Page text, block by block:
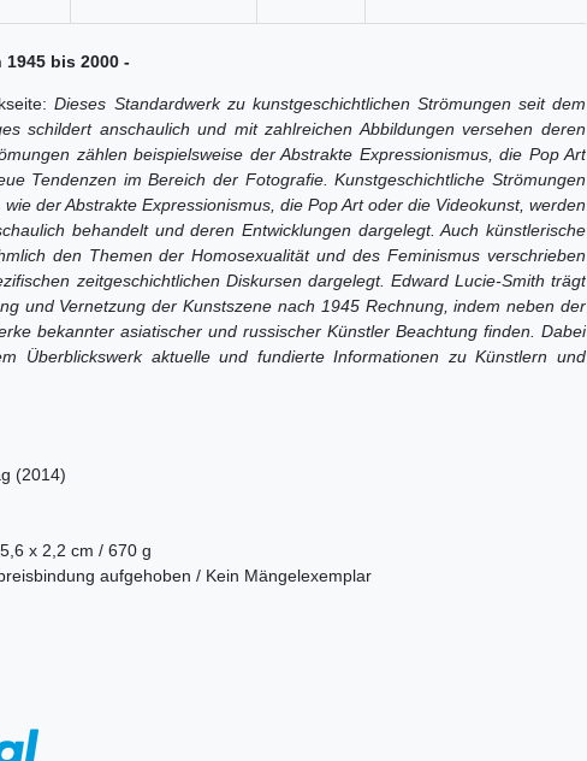
bis 2000 -
Dieses Standardwerk zu kunstgeschichtlichen Strömungen seit dem
schildert anschaulich und mit zahlreichen Abbildungen versehen deren
zählen beispielsweise der Abstrakte Expressionismus, die Pop Art
Tendenzen im Bereich der Fotografie. Kunstgeschichtliche Strömungen
der Abstrakte Expressionismus, die Pop Art oder die Videokunst, werden
behandelt und deren Entwicklungen dargelegt. Auch künstlerische
den Themen der Homosexualität und des Feminismus verschrieben
zeitgeschichtlichen Diskursen dargelegt. Edward Lucie-Smith trägt
und Vernetzung der Kunstszene nach 1945 Rechnung, indem neben der
bekannter asiatischer und russischer Künstler Beachtung finden. Dabei
Überblickswerk aktuelle und fundierte Informationen zu Künstlern und
(2014)
x 2,2 cm / 670 g
aufgehoben / Kein Mängelexemplar